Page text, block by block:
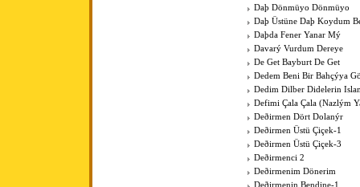
Daþ Dönmüyo Dönmüyo
Daþ Üstüne Daþ Koydum
Daþda Fener Yanar Mý
Davarý Vurdum Dereye
De Get Bayburt De Get
Dedem Beni Bir Bahçýya
Dedim Dilber Didelerin
Defimi Çala Çala (Nazlým
Deðirmen Dört Dolanýr
Deðirmen Üstü Çiçek-1
Deðirmen Üstü Çiçek-3
Deðirmenci 2
Deðirmenim Dönerim